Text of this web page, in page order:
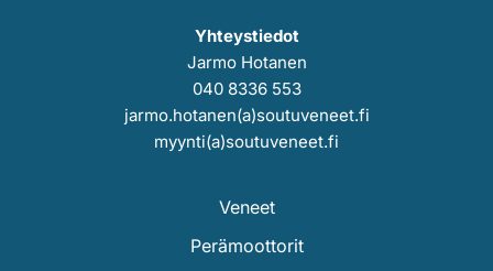
Yhteystiedot
Jarmo Hotanen
040 8336 553
jarmo.hotanen(a)soutuveneet.fi
myynti(a)soutuveneet.fi
Veneet
Perämoottorit